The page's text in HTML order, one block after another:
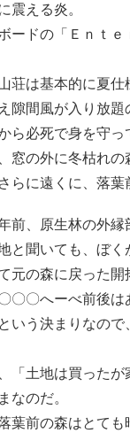
震える炎。
ードの「Ｅｎｔ
荘は基本的に夏
隙間風が入り放
ら必死で身を守っ
窓の外に冬枯れの
らに遠くに、落葉
前、原生林の外縁
と聞いても、ぼ
元の森に戻った開
〇〇へーべ前後
いう決まりなの
「土地は買った
なのだ。
葉前の森はとて